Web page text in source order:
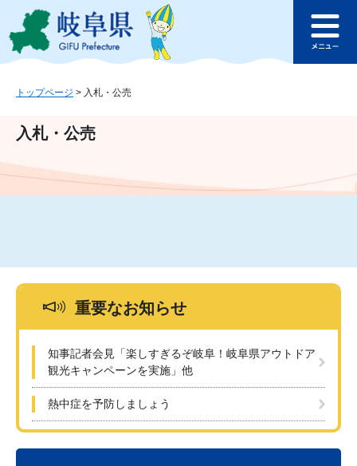
ジ
ュ
文
このページの本文へ
ュ
トップページ > 入札・公売
入札・公売
重要なお知らせ
知事記者会見「楽しすぎるぞ岐阜！岐阜県アウトドア
観光キャンペーンを実施」他
熱中症を予防しましょう